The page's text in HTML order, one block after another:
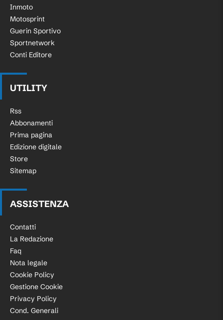
Inmoto
Motosprint
Guerin Sportivo
Sportnetwork
Conti Editore
UTILITY
Rss
Abbonamenti
Prima pagina
Edizione digitale
Store
Sitemap
ASSISTENZA
Contatti
La Redazione
Faq
Nota legale
Cookie Policy
Gestione Cookie
Privacy Policy
Cond. Generali